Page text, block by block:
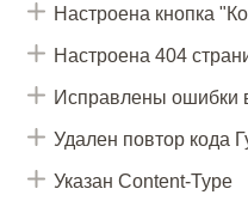
Настроена кнопка
Настроена 404
Исправлены ошибки
Удален повтор кода
Указан Content-Type